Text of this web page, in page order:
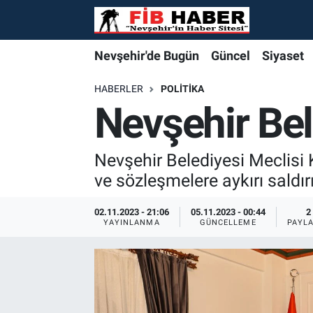
Nevşehir'de Bugün Güncel Siyaset
HABERLER POLITIKA
Nevşehir
Nevşehir Belediyesi Meclisi
ve sözleşmelere aykırı
02.11.2023 - 21:06
YAYINLANMA
05.11.2023 - 00:44
GÜNCELLEME
2
Foto Galeri
Nevşehir'de Bugün
Özel Haber
Nevşehir'de Bugün
Özel Haber
Nevşehir'de Bugün
Özel Haber
Nöbetçi Eczaneler
Hava Durumu
Trafik Durumu
Süper Lig Puan Durumu ve Fikstür